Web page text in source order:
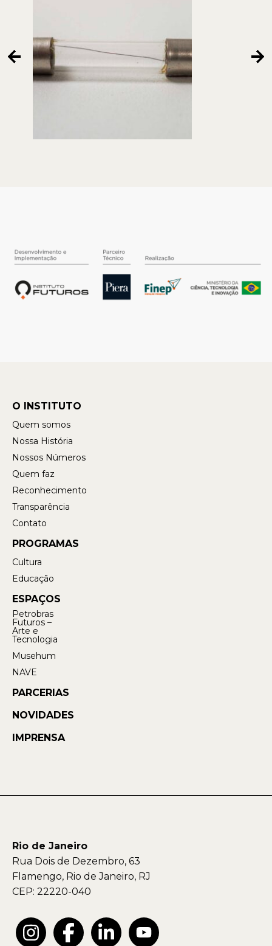
O INSTITUTO
Quem somos
Nossa História
Nossos Números
Quem faz
Reconhecimento
Transparência
Contato
PROGRAMAS
Cultura
Educação
ESPAÇOS
Petrobras
Futuros –
Arte e
Tecnologia
Musehum
NAVE
PARCERIAS
NOVIDADES
IMPRENSA
Rio de Janeiro
Rua Dois de Dezembro, 63
Flamengo, Rio de Janeiro, RJ
CEP: 22220-040